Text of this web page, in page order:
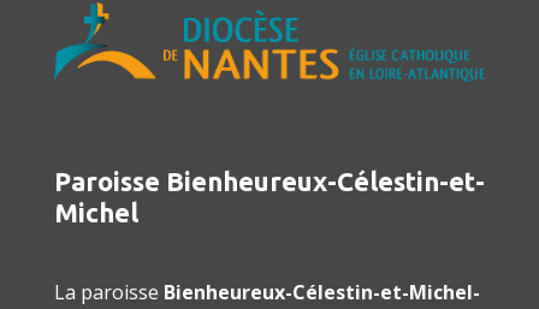
Paroisse Bienheureux-Célestin-et-
Michel
La paroisse Bienheureux-Célestin-et-Michel-